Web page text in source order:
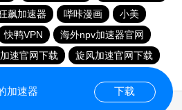
飙加速器 哔咔漫画
小美
快鸭VPN
海外npv加速器官网
速官网下载
旋风加速官网下载
加速器 下载